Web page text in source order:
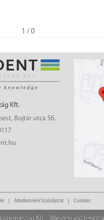
1 / 0
Kft.
Bojtár utca 56.
Adatkezelési Szabályzat Cookies